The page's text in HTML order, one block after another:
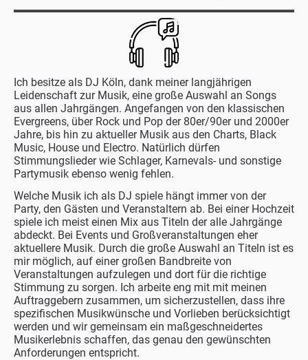
Ich besitze als DJ Köln, dank meiner langjährigen
Leidenschaft zur Musik, eine große Auswahl an Songs
aus allen Jahrgängen. Angefangen von den klassischen
Evergreens, über Rock und Pop der 80er/90er und 2000er
Jahre, bis hin zu aktueller Musik aus den Charts, Black
Music, House und Electro. Natürlich dürfen
Stimmungslieder wie Schlager, Karnevals- und sonstige
Partymusik ebenso wenig fehlen.
Welche Musik ich als DJ spiele hängt immer von der
Party, den Gästen und Veranstaltern ab. Bei einer Hochzeit
spiele ich meist einen Mix aus Titeln der alle Jahrgänge
abdeckt. Bei Events und Großveranstaltungen eher
aktuellere Musik. Durch die große Auswahl an Titeln ist es
mir möglich, auf einer großen Bandbreite von
Veranstaltungen aufzulegen und dort für die richtige
Stimmung zu sorgen. Ich arbeite eng mit mit meinen
Auftraggebern zusammen, um sicherzustellen, dass ihre
spezifischen Musikwünsche und Vorlieben berücksichtigt
werden und wir gemeinsam ein maßgeschneidertes
Musikerlebnis schaffen, das genau den gewünschten
Anforderungen entspricht.